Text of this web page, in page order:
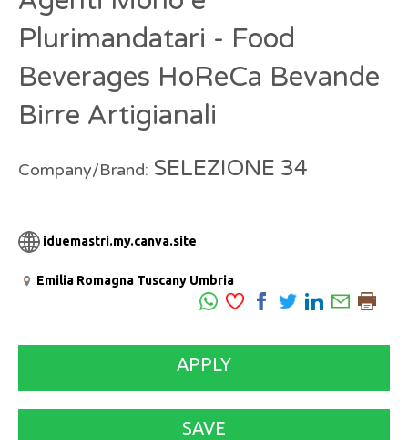
Plurimandatari - Food
Beverages HoReCa Bevande
Birre Artigianali
Company/Brand: SELEZIONE 34
iduemastri.my.canva.site
Emilia Romagna Tuscany Umbria
APPLY
SAVE